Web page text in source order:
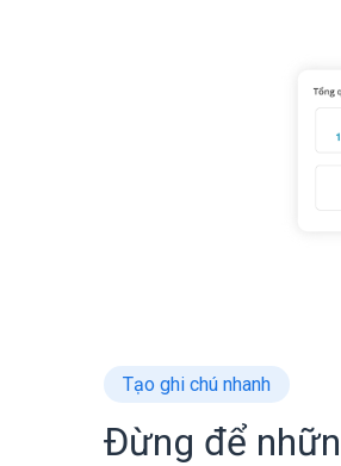
Tạo ghi chú nhanh
Đừng để